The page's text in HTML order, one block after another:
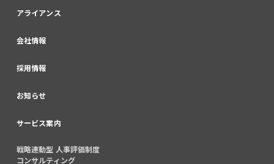
アライアンス
会社情報
採用情報
お知らせ
サービス案内
戦略連動型 人事評価制度
コンサルティング